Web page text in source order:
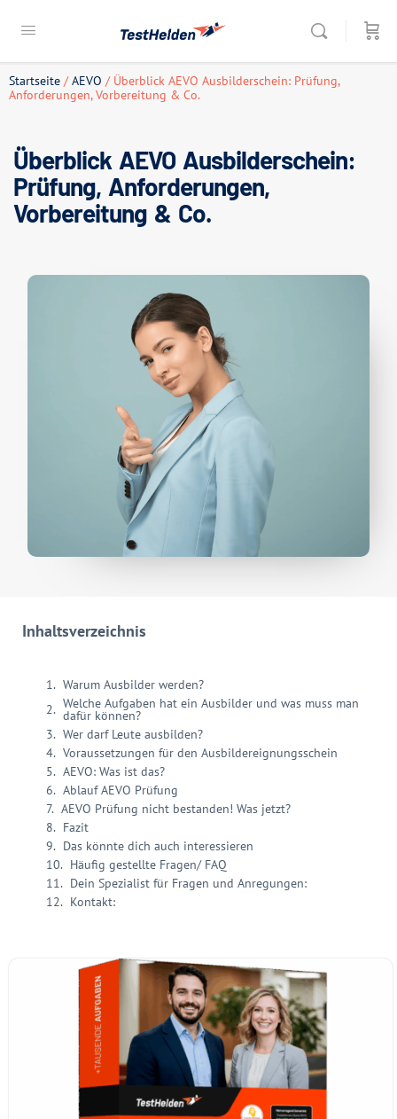
Startseite /AEVO / Überblick AEVO Ausbilderschein: Prüfung,
Anforderungen, Vorbereitung & Co.
Überblick AEVO Ausbilderschein:
Prüfung, Anforderungen,
Vorbereitung & Co.
Inhaltsverzeichnis
Warum Ausbilder werden?
Welche Aufgaben hat ein Ausbilder und was muss man
dafür können?
Wer darf Leute ausbilden?
Voraussetzungen für den Ausbildereignungsschein
AEVO: Was ist das?
Ablauf AEVO Prüfung
AEVO Prüfung nicht bestanden! Was jetzt?
Fazit
Das könnte dich auch interessieren
Häufig gestellte Fragen/ FAQ
Dein Spezialist für Fragen und Anregungen:
Kontakt: